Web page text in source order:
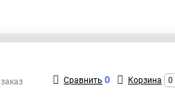
Сравнить 0 Корзина 0